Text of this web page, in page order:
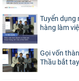
Tuyển dụng
hàng làm
Gọi vốn
Thầu bắt